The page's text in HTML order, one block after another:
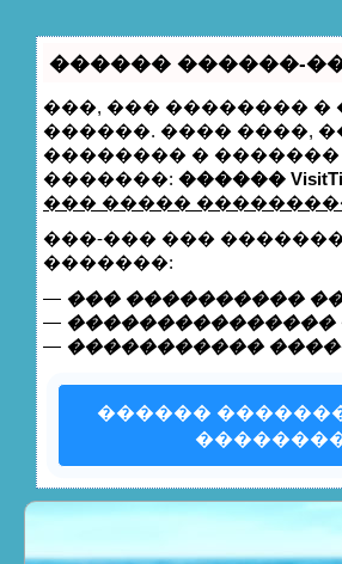
������ ������-
���, ��� ��������
������. ���� ����,
�������� �
�������: ������
��� �����
���-��� ���
�������:
— ��� ����������
— ���������������
— �����������
������